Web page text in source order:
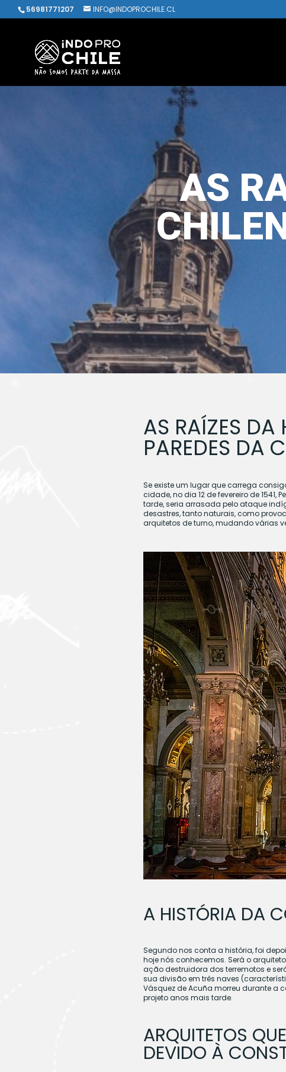
56981771207 INFO@INDOPROCHILE.CL
AS
AS RAÍZES
PAREDES DA
Se existe um lugar que carrega
cidade, no dia 12 de fevereiro de
tarde, seria arrasada pelo ataque
desastres, tanto naturais, como
arquitetos de turno, mudando várias
A HISTÓRIA DA
Segundo nos conta a história, foi
hoje nós conhecemos. Será o
ação destruidora dos terremotos e
sua divisão em três naves
Vásquez de Acuña morreu durante a
projeto anos mais tarde.
ARQUITETOS
DEVIDO À